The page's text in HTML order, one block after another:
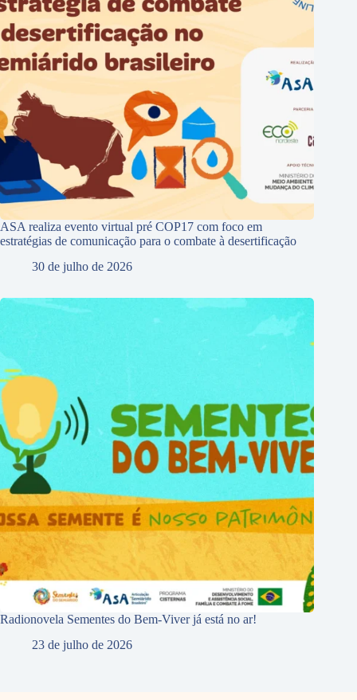
ASA realiza evento virtual pré COP17 com foco em
estratégias de comunicação para o combate à desertificação
30 de julho de 2026
Radionovela Sementes do Bem-Viver já está no ar!
23 de julho de 2026